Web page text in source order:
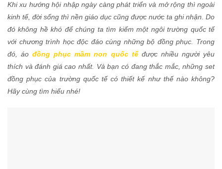
Khi xu hướng hội nhập ngày càng phát triển và mở rộng thì ngoài
kinh tế, đời sống thì nền giáo dục cũng được nước ta ghi nhận. Do
đó không hề khó để chúng ta tìm kiếm một ngôi trường quốc tế
với chương trình học độc đáo cùng những bộ đồng phục. Trong
đó, áođồng phục mầm non quốc tế được nhiều người yêu
thích và đánh giá cao nhất. Và bạn có đang thắc mắc, những set
đồng phục của trường quốc tế có thiết kế như thế nào không?
Hãy cùng tìm hiểu nhé!